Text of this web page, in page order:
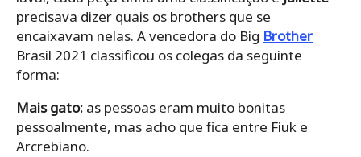
precisava dizer quais os brothers que se
encaixavam nelas. A vencedora do Big Brother
Brasil 2021 classificou os colegas da seguinte
forma:
Mais gato: as pessoas eram muito bonitas
pessoalmente, mas acho que fica entre Fiuk e
Arcrebiano.